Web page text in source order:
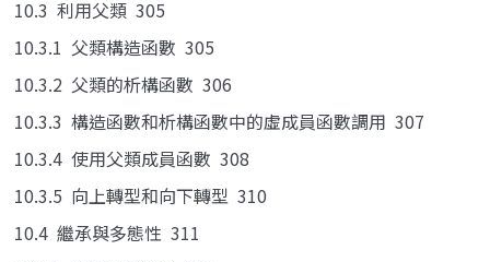
10.3 利用父類 305
10.3.1 父類構造函數 305
10.3.2 父類的析構函數 306
10.3.3 構造函數和析構函數中的虛成員函數調用 307
10.3.4 使用父類成員函數 308
10.3.5 向上轉型和向下轉型 310
10.4 繼承與多態性 311